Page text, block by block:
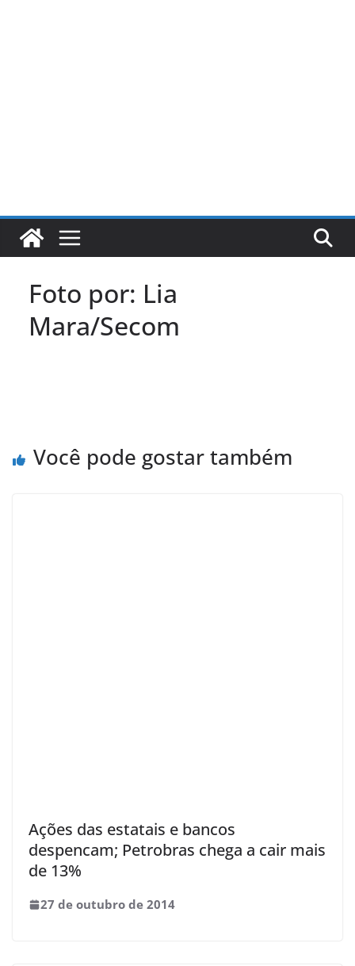
Foto por: Lia
Mara/Secom
Você pode gostar também
Ações das estatais e bancos
despencam; Petrobras chega a cair mais
de 13%
27 de outubro de 2014